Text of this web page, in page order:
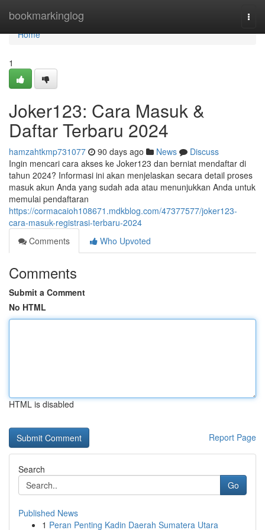
bookmarkinglog
Home
Home
1
Joker123: Cara Masuk &
Daftar Terbaru 2024
hamzahtkmp731077 90 days ago News
Discuss
Ingin mencari cara akses ke Joker123 dan berniat mendaftar di
tahun 2024? Informasi ini akan menjelaskan secara detail proses
masuk akun Anda yang sudah ada atau menunjukkan Anda untuk
memulai pendaftaran
https://cormacaioh108671.mdkblog.com/47377577/joker123-
cara-masuk-registrasi-terbaru-2024
Comments
Who Upvoted
Comments
Submit a Comment
No HTML
HTML is disabled
Report Page
Search
Go
Published News
1 Peran Penting Kadin Daerah Sumatera Utara